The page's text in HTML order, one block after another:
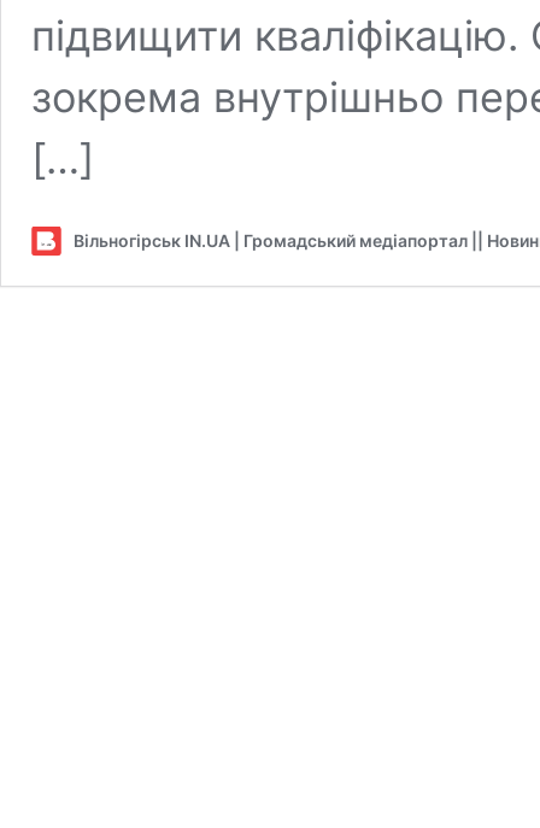
підвищити
зокрема внутрішньо
[…]
Вільногірськ IN.UA | Громадський медіапортал ||